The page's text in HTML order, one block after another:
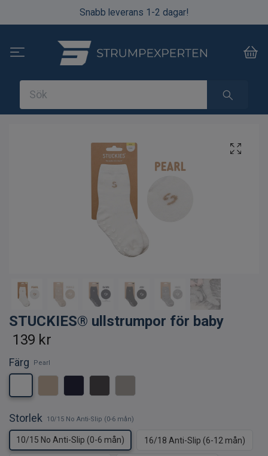
Snabb leverans 1-2 dagar!
STUCKIES® ullstrumpor för baby
139 kr
Färg Pearl
Storlek 10/15 No Anti-Slip (0-6 mån)
10/15 No Anti-Slip (0-6 mån) 16/18 Anti-Slip (6-12 mån)